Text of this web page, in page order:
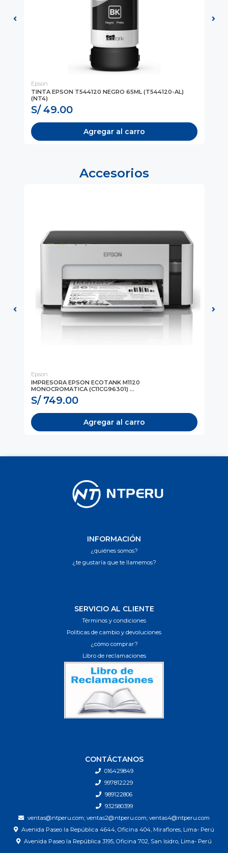
Epson
TINTA EPSON T544120 NEGRO 65ML (T544120-AL)
(NT4)
S/ 49.00
Agregar al carro
Accesorios
Epson
IMPRESORA EPSON ECOTANK M1120
MONOCROMATICA (C11CG96301) ...
S/ 749.00
Agregar al carro
INFORMACIÓN
¿quiénes somos?
¿te gustaría que te llamemos?
SERVICIO AL CLIENTE
Términos y condiciones
Políticas de cambio y devoluciones
¿cómo comprar?
Libro de reclamaciones
CONTÁCTANOS
016429849
997812229
989122806
932580399
ventas@ntperu.com; ventas2@ntperu.com; ventas4@ntperu.com
Avenida Paseo la República 4644, Oficina 404, Miraflores, Lima- Perú
Avenida Paseo la República 3195, Oficina 702, San Isidro, Lima- Perú